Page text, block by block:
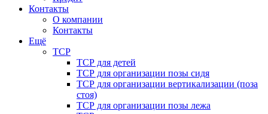
Контакты
О компании
Контакты
Ещё
ТСР
ТСР для детей
ТСР для организации позы сидя
ТСР для организации вертикализации (поза
стоя)
ТСР для организации позы лежа